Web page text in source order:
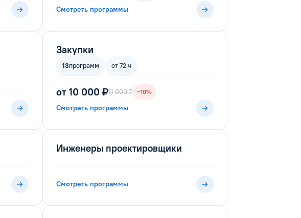
Смотреть программы
Закупки
13программ от 72 ч
от 10 000 ₽11 000 ₽ −10%
Смотреть программы
Инженеры проектировщики
Смотреть программы